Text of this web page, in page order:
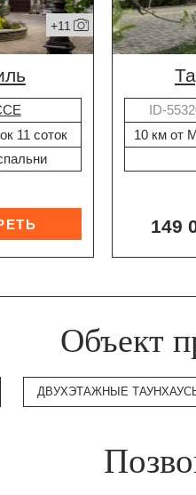
+11
11 соток
ID-
10 км от
149
Объект
ДВУХЭТАЖНЫЕ